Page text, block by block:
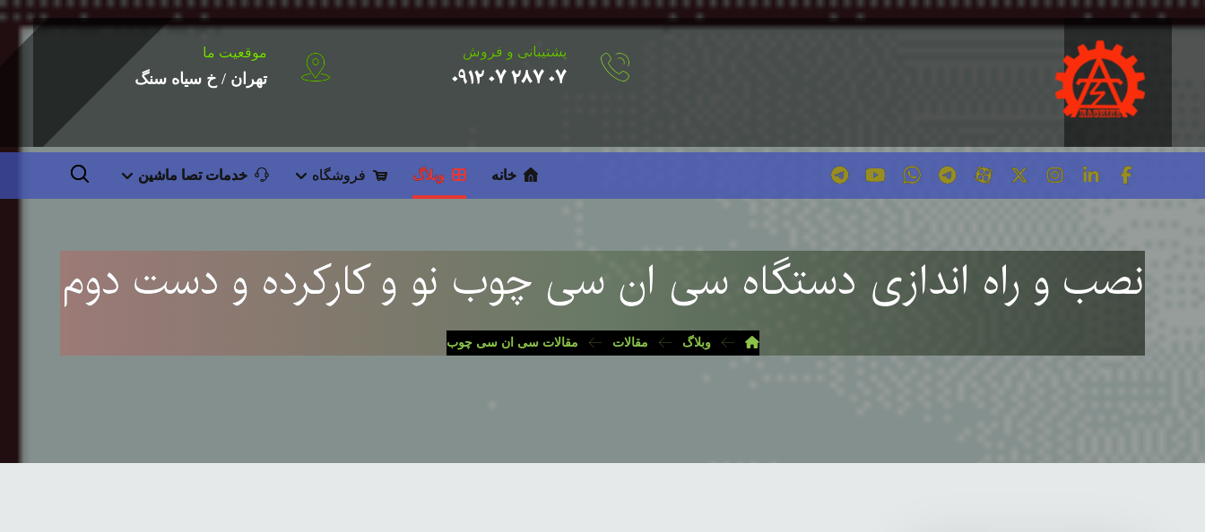
پشتیبانی و فروش
۰۷ ۲۸۷ ۰۷ ۰۹۱۲
موقعیت ما
تهران / خ سیاه سنگ
خانه وبلاگ فروشگاه خدمات تصا ماشین
نصب و راه اندازی دستگاه سی ان سی چوب نو و کارکرده و دست دوم
وبلاگ مقالات مقالات سی ان سی چوب